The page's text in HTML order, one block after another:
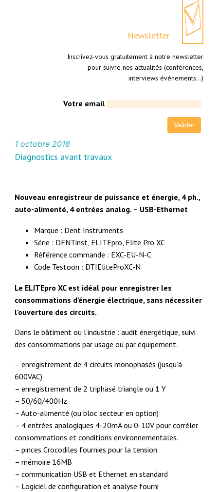
Newsletter
Inscrivez-vous gratuitement à notre newsletter
pour suivre nos actualités (conférences,
interviews événements…)
Votre email
1 octobre 2018
Diagnostics avant travaux
Nouveau enregistreur de puissance et énergie, 4 ph.,
auto-alimenté, 4 entrées analog. – USB-Ethernet
Marque : Dent Instruments
Série : DENTinst, ELITEpro, Elite Pro XC
Référence commande : EXC-EU-N-C
Code Testoon : DTIEliteProXC-N
Le ELITEpro XC est idéal pour enregistrer les
consommations d’énergie électrique, sans nécessiter
l’ouverture des circuits.
Dans le bâtiment ou l’industrie : audit énergétique, suivi
des consommations par usage ou par équipement.
– enregistrement de 4 circuits monophasés (jusqu’à
600VAC)
– enregistrement de 2 triphasé triangle ou 1 Y
– 50/60/400Hz
– Auto-alimenté (ou bloc secteur en option)
– 4 entrées analogiques 4-20mA ou 0-10V pour corréler
consommations et conditions environnementales.
– pinces Crocodiles fournies pour la tension
– mémoire 16MB
– communication USB et Ethernet en standard
– Logiciel de configuration et analyse fourni